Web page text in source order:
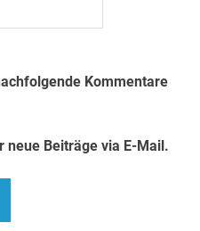
Kommentare
neue Beiträge via E-Mail.